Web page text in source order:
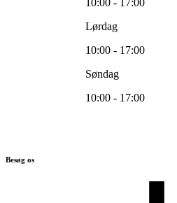
10:00 - 17:00
Lørdag
10:00 - 17:00
Søndag
10:00 - 17:00
Besøg os